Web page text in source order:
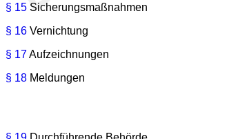
§ 15 Sicherungsmaßnahmen
§ 16 Vernichtung
§ 17Aufzeichnungen
§ 18 Meldungen